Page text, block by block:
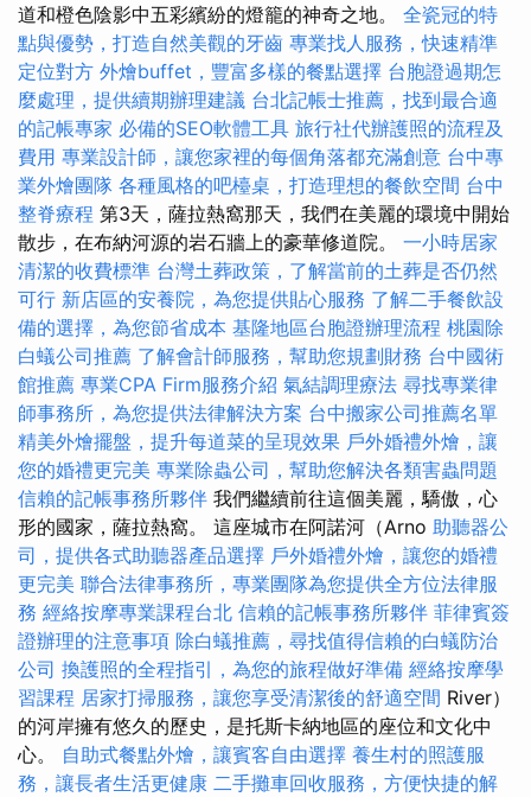
道和橙色陰影中五彩繽紛的燈籠的神奇之地。 全瓷冠的特
點與優勢，打造自然美觀的牙齒 專業找人服務，快速精準
定位對方 外燴buffet，豐富多樣的餐點選擇 台胞證過期怎
麼處理，提供續期辦理建議 台北記帳士推薦，找到最合適
的記帳專家 必備的SEO軟體工具 旅行社代辦護照的流程及
費用 專業設計師，讓您家裡的每個角落都充滿創意 台中專
業外燴團隊 各種風格的吧檯桌，打造理想的餐飲空間 台中
整脊療程 第3天，薩拉熱窩那天，我們在美麗的環境中開始
散步，在布納河源的岩石牆上的豪華修道院。 一小時居家
清潔的收費標準 台灣土葬政策，了解當前的土葬是否仍然
可行 新店區的安養院，為您提供貼心服務 了解二手餐飲設
備的選擇，為您節省成本 基隆地區台胞證辦理流程 桃園除
白蟻公司推薦 了解會計師服務，幫助您規劃財務 台中國術
館推薦 專業CPA Firm服務介紹 氣結調理療法 尋找專業律
師事務所，為您提供法律解決方案 台中搬家公司推薦名單
精美外燴擺盤，提升每道菜的呈現效果 戶外婚禮外燴，讓
您的婚禮更完美 專業除蟲公司，幫助您解決各類害蟲問題
信賴的記帳事務所夥伴 我們繼續前往這個美麗，驕傲，心
形的國家，薩拉熱窩。 這座城市在阿諾河（Arno 助聽器公
司，提供各式助聽器產品選擇 戶外婚禮外燴，讓您的婚禮
更完美 聯合法律事務所，專業團隊為您提供全方位法律服
務 經絡按摩專業課程台北 信賴的記帳事務所夥伴 菲律賓簽
證辦理的注意事項 除白蟻推薦，尋找值得信賴的白蟻防治
公司 換護照的全程指引，為您的旅程做好準備 經絡按摩學
習課程 居家打掃服務，讓您享受清潔後的舒適空間 River）
的河岸擁有悠久的歷史，是托斯卡納地區的座位和文化中
心。 自助式餐點外燴，讓賓客自由選擇 養生村的照護服
務，讓長者生活更健康 二手攤車回收服務，方便快捷的解